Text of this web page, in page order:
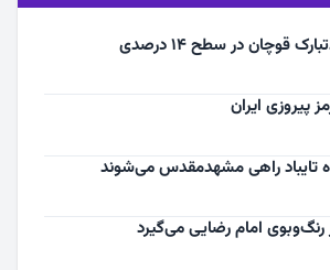
قوچان در سطح ۱۴ درصدی
ایران
امام رضایی می‌گیرد